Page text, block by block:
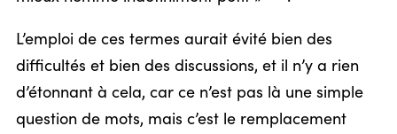
L’emploi de ces termes aurait évité bien des
difficultés et bien des discussions, et il n’y a rien
d’étonnant à cela, car ce n’est pas là une simple
question de mots, mais c’est le remplacement